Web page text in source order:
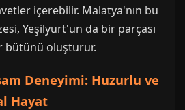
içerebilir. Malatya'nın bu
Yeşilyurt'un da bir parçası
bütünü oluşturur.
Deneyimi: Huzurlu ve
Hayat